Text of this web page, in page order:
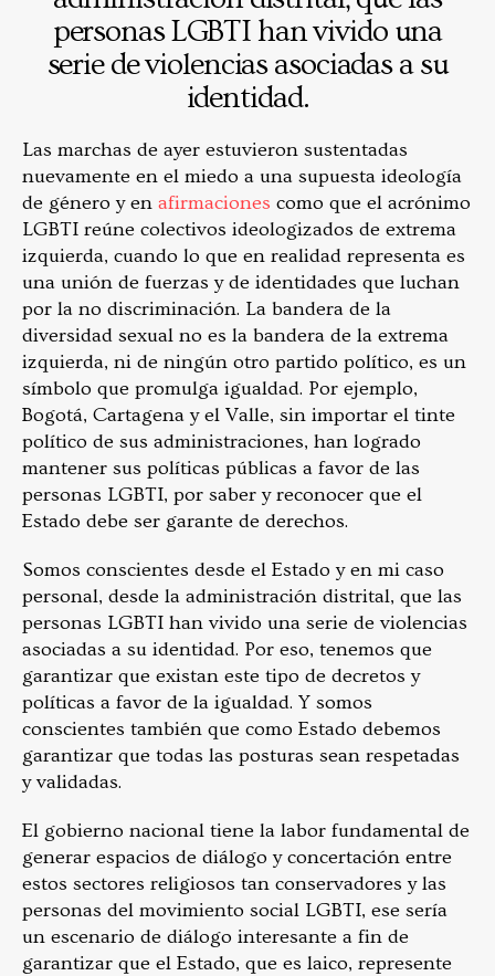
personas LGBTI han vivido una
serie de violencias asociadas a su
identidad.
Las marchas de ayer estuvieron sustentadas
nuevamente en el miedo a una supuesta ideología
de género y en afirmaciones como que el acrónimo
LGBTI reúne colectivos ideologizados de extrema
izquierda, cuando lo que en realidad representa es
una unión de fuerzas y de identidades que luchan
por la no discriminación. La bandera de la
diversidad sexual no es la bandera de la extrema
izquierda, ni de ningún otro partido político, es un
símbolo que promulga igualdad. Por ejemplo,
Bogotá, Cartagena y el Valle, sin importar el tinte
político de sus administraciones, han logrado
mantener sus políticas públicas a favor de las
personas LGBTI, por saber y reconocer que el
Estado debe ser garante de derechos.
Somos conscientes desde el Estado y en mi caso
personal, desde la administración distrital, que las
personas LGBTI han vivido una serie de violencias
asociadas a su identidad. Por eso, tenemos que
garantizar que existan este tipo de decretos y
políticas a favor de la igualdad. Y somos
conscientes también que como Estado debemos
garantizar que todas las posturas sean respetadas
y validadas.
El gobierno nacional tiene la labor fundamental de
generar espacios de diálogo y concertación entre
estos sectores religiosos tan conservadores y las
personas del movimiento social LGBTI, ese sería
un escenario de diálogo interesante a fin de
garantizar que el Estado, que es laico, represente